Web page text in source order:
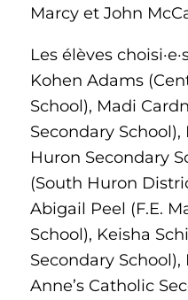
Marcy et John
Les élèves
Kohen Adams
School), Madi
Secondary
Huron Secondary
(South Huron
Abigail Peel (F.E.
School), Keisha
Secondary School),
Anne’s Catholic